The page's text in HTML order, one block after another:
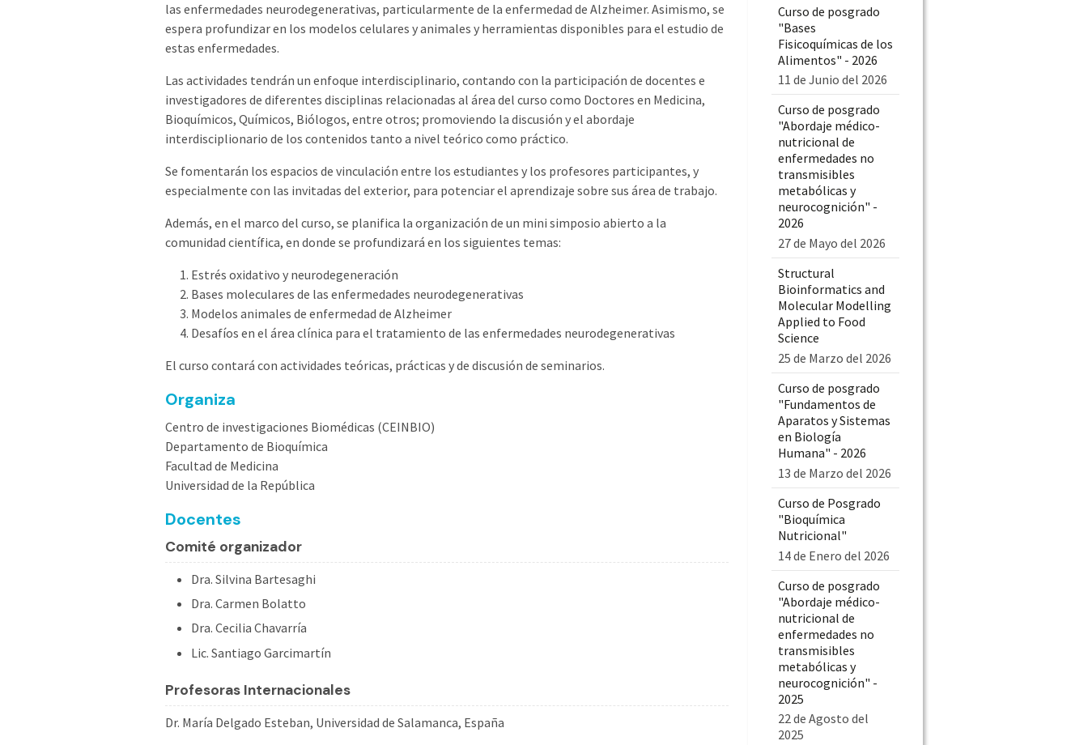
las enfermedades neurodegenerativas, particularmente de la enfermedad de Alzheimer. Asimismo, se
espera profundizar en los modelos celulares y animales y herramientas disponibles para el estudio de
estas enfermedades.
Las actividades tendrán un enfoque interdisciplinario, contando con la participación de docentes e
investigadores de diferentes disciplinas relacionadas al área del curso como Doctores en Medicina,
Bioquímicos, Químicos, Biólogos, entre otros; promoviendo la discusión y el abordaje
interdisciplionario de los contenidos tanto a nivel teórico como práctico.
Se fomentarán los espacios de vinculación entre los estudiantes y los profesores participantes, y
especialmente con las invitadas del exterior, para potenciar el aprendizaje sobre sus área de trabajo.
Además, en el marco del curso, se planifica la organización de un mini simposio abierto a la
comunidad científica, en donde se profundizará en los siguientes temas:
Estrés oxidativo y neurodegeneración
Bases moleculares de las enfermedades neurodegenerativas
Modelos animales de enfermedad de Alzheimer
Desafíos en el área clínica para el tratamiento de las enfermedades neurodegenerativas
El curso contará con actividades teóricas, prácticas y de discusión de seminarios.
Organiza
Centro de investigaciones Biomédicas (CEINBIO)
Departamento de Bioquímica
Facultad de Medicina
Universidad de la República
Docentes
Comité organizador
Dra. Silvina Bartesaghi
Dra. Carmen Bolatto
Dra. Cecilia Chavarría
Lic. Santiago Garcimartín
Profesoras Internacionales
Dr. María Delgado Esteban, Universidad de Salamanca, España
Curso de posgrado
"Bases
Fisicoquímicas de los
Alimentos" - 2026
11 de Junio del 2026
Curso de posgrado
"Abordaje médico-
nutricional de
enfermedades no
transmisibles
metabólicas y
neurocognición" -
2026
27 de Mayo del 2026
Structural
Bioinformatics and
Molecular Modelling
Applied to Food
Science
25 de Marzo del 2026
Curso de posgrado
"Fundamentos de
Aparatos y Sistemas
en Biología
Humana" - 2026
13 de Marzo del 2026
Curso de Posgrado
"Bioquímica
Nutricional"
14 de Enero del 2026
Curso de posgrado
"Abordaje médico-
nutricional de
enfermedades no
transmisibles
metabólicas y
neurocognición" -
2025
22 de Agosto del
2025